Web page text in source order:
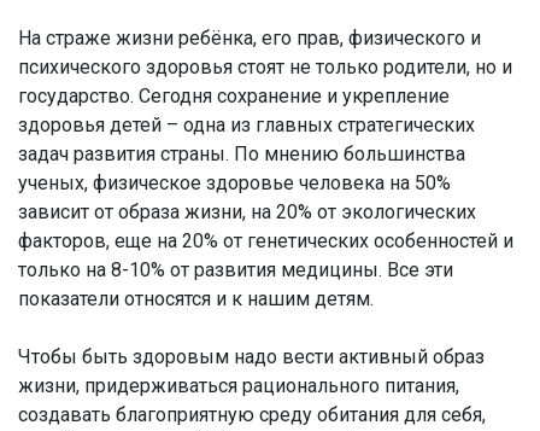
На страже жизни ребёнка, его прав, физического и
психического здоровья стоят не только родители, но и
государство. Сегодня сохранение и укрепление
здоровья детей – одна из главных стратегических
задач развития страны. По мнению большинства
ученых, физическое здоровье человека на 50%
зависит от образа жизни, на 20% от экологических
факторов, еще на 20% от генетических особенностей и
только на 8-10% от развития медицины. Все эти
показатели относятся и к нашим детям.
Чтобы быть здоровым надо вести активный образ
жизни, придерживаться рационального питания,
создавать благоприятную среду обитания для себя,